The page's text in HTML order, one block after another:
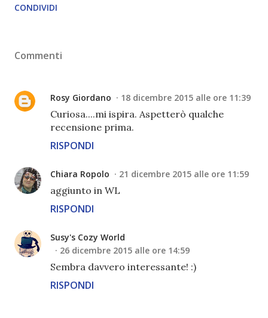
CONDIVIDI
Commenti
Rosy Giordano 18 dicembre 2015 alle ore 11:39
Curiosa....mi ispira. Aspetterò qualche
recensione prima.
RISPONDI
Chiara Ropolo 21 dicembre 2015 alle ore 11:59
aggiunto in WL
RISPONDI
Susy's Cozy World
26 dicembre 2015 alle ore 14:59
Sembra davvero interessante! :)
RISPONDI